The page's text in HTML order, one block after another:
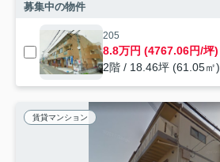
募集中の物件
205
8.8万円 (4767.06円/坪)
2階 / 18.46坪 (61.05㎡)
賃貸マンション